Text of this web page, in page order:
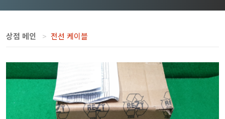
상점 메인 전선 케이블